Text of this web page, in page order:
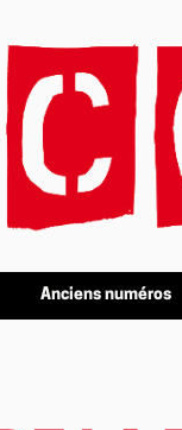
Anciens numéros